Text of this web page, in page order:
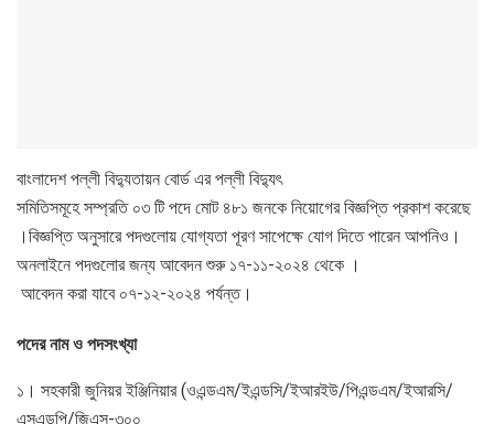
বাংলাদেশ পল্লী বিদ্যুতায়ন বোর্ড এর পল্লী বিদ্যুৎ
সমিতিসমূহে সম্প্রতি ০৩ টি পদে মোট ৪৮১ জনকে নিয়োগের বিজ্ঞপ্তি প্রকাশ করেছে
।বিজ্ঞপ্তি অনুসারে পদগুলোয় যোগ্যতা পূরণ সাপেক্ষে যোগ দিতে পারেন আপনিও।
অনলাইনে পদগুলোর জন্য আবেদন শুরু ১৭-১১-২০২৪ থেকে ।
আবেদন করা যাবে ০৭-১২-২০২৪ পর্যন্ত।
পদের নাম ও পদসংখ্যা
১। সহকারী জুনিয়র ইঞ্জিনিয়ার (ওএন্ডএম/ইএন্ডসি/ইআরইউ/পিএন্ডএম/ইআরসি/
এসএন্ডপি/জিএস-৩০০